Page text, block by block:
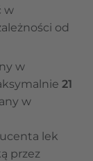
w
od
w
21
w
lek
przez